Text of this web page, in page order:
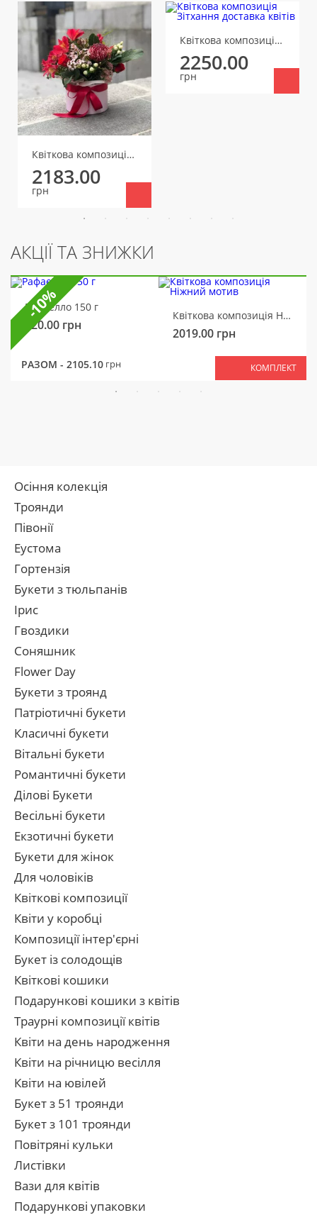
Квіткова композиція Драма
2183.00
грн
Квіткова композиція Зітхання
2250.00
грн
АКЦІЇ ТА ЗНИЖКИ
Рафаелло 150 г
320.00 грн
Квіткова композиція Ніжний мотив
2019.00 грн
РАЗОМ - 2105.10 грн КОМПЛЕКТ
-10%
Осіння колекція
Троянди
Півонії
Еустома
Гортензія
Букети з тюльпанів
Ірис
Гвоздики
Соняшник
Flower Day
Букети з троянд
Патріотичні букети
Класичні букети
Вітальні букети
Романтичні букети
Ділові Букети
Весільні букети
Екзотичні букети
Букети для жінок
Для чоловіків
Квіткові композиції
Квіти у коробці
Композиції інтер'єрні
Букет із солодощів
Квіткові кошики
Подарункові кошики з квітів
Траурні композиції квітів
Квіти на день народження
Квіти на річницю весілля
Квіти на ювілей
Букет з 51 троянди
Букет з 101 троянди
Повітряні кульки
Листівки
Вази для квітів
Подарункові упаковки